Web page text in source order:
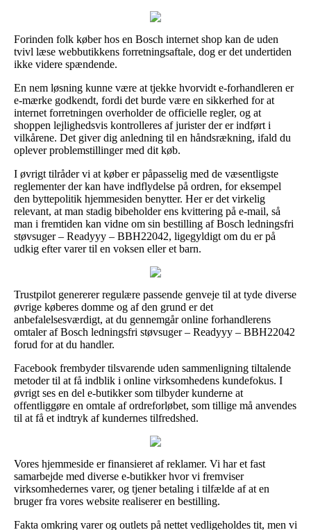
Forinden folk køber hos en Bosch internet shop kan de uden
tvivl læse webbutikkens forretningsaftale, dog er det undertiden
ikke videre spændende.
En nem løsning kunne være at tjekke hvorvidt e-forhandleren er
e-mærke godkendt, fordi det burde være en sikkerhed for at
internet forretningen overholder de officielle regler, og at
shoppen lejlighedsvis kontrolleres af jurister der er indført i
vilkårene. Det giver dig anledning til en håndsrækning, ifald du
oplever problemstillinger med dit køb.
I øvrigt tilråder vi at køber er påpasselig med de væsentligste
reglementer der kan have indflydelse på ordren, for eksempel
den byttepolitik hjemmesiden benytter. Her er det virkelig
relevant, at man stadig bibeholder ens kvittering på e-mail, så
man i fremtiden kan vidne om sin bestilling af Bosch ledningsfri
støvsuger – Readyyy – BBH22042, ligegyldigt om du er på
udkig efter varer til en voksen eller et barn.
Trustpilot genererer regulære passende genveje til at tyde diverse
øvrige køberes domme og af den grund er det
anbefalelsesværdigt, at du gennemgår online forhandlerens
omtaler af Bosch ledningsfri støvsuger – Readyyy – BBH22042
forud for at du handler.
Facebook frembyder tilsvarende uden sammenligning tiltalende
metoder til at få indblik i online virksomhedens kundefokus. I
øvrigt ses en del e-butikker som tilbyder kunderne at
offentliggøre en omtale af ordreforløbet, som tillige må anvendes
til at få et indtryk af kundernes tilfredshed.
Vores hjemmeside er finansieret af reklamer. Vi har et fast
samarbejde med diverse e-butikker hvor vi fremviser
virksomhedernes varer, og tjener betaling i tilfælde af at en
bruger fra vores website realiserer en bestilling.
Fakta omkring varer og outlets på nettet vedligeholdes tit, men vi